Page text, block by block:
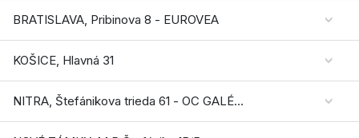
BRATISLAVA, Pribinova 8 - EUROVEA
KOŠICE, Hlavná 31
NITRA, Štefánikova trieda 61 - OC GALÉRIA MLYNY